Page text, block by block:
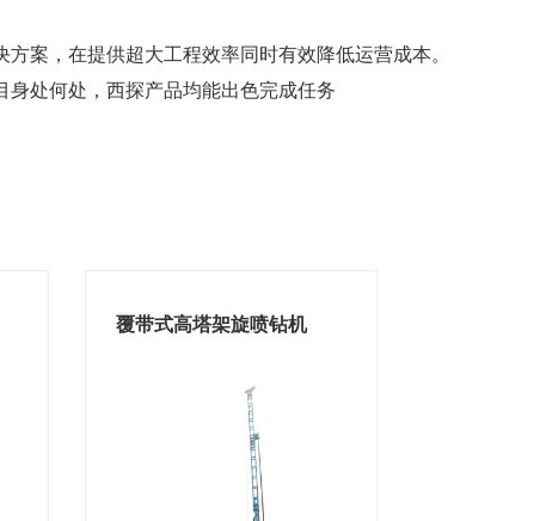
案，在提供超大工程效率同时有效降低运营成本。
处何处，西探产品均能出色完成任务
覆带式高塔架旋喷钻机